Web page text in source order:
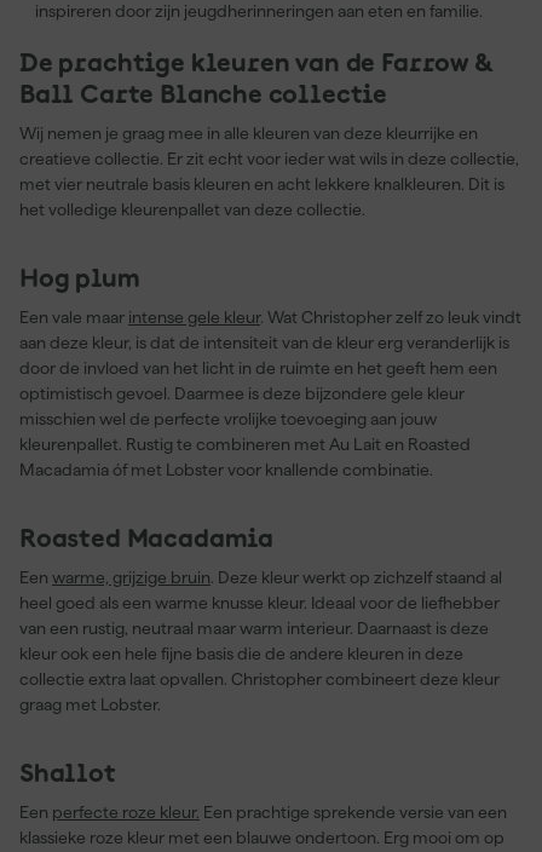
inspireren door zijn jeugdherinneringen aan eten en familie.
De prachtige kleuren van de Farrow &
Ball Carte Blanche collectie
Wij nemen je graag mee in alle kleuren van deze kleurrijke en
creatieve collectie. Er zit echt voor ieder wat wils in deze collectie,
met vier neutrale basis kleuren en acht lekkere knalkleuren. Dit is
het volledige kleurenpallet van deze collectie.
Hog plum
Een vale maar intense gele kleur. Wat Christopher zelf zo leuk vindt
aan deze kleur, is dat de intensiteit van de kleur erg veranderlijk is
door de invloed van het licht in de ruimte en het geeft hem een
optimistisch gevoel. Daarmee is deze bijzondere gele kleur
misschien wel de perfecte vrolijke toevoeging aan jouw
kleurenpallet. Rustig te combineren met Au Lait en Roasted
Macadamia óf met Lobster voor knallende combinatie.
Roasted Macadamia
Een warme, grijzige bruin. Deze kleur werkt op zichzelf staand al
heel goed als een warme knusse kleur. Ideaal voor de liefhebber
van een rustig, neutraal maar warm interieur. Daarnaast is deze
kleur ook een hele fijne basis die de andere kleuren in deze
collectie extra laat opvallen. Christopher combineert deze kleur
graag met Lobster.
Shallot
Een perfecte roze kleur. Een prachtige sprekende versie van een
klassieke roze kleur met een blauwe ondertoon. Erg mooi om op